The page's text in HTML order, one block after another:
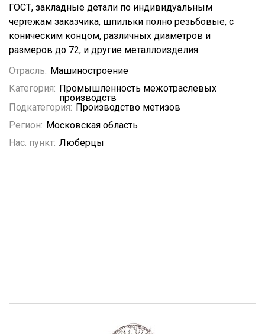
ГОСТ, закладные детали по индивидуальным
чертежам заказчика, шпильки полно резьбовые, с
коническим концом, различных диаметров и
размеров до 72, и другие металлоизделия.
Отрасль: Машиностроение
Категория: Промышленность межотраслевых
производств
Подкатегория: Производство метизов
Регион: Московская область
Нас. пункт: Люберцы